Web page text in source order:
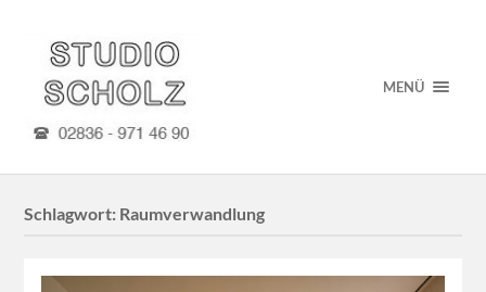
MENÜ
Schlagwort: Raumverwandlung